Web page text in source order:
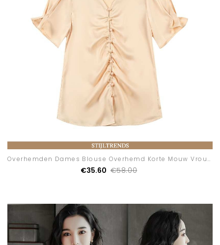
Overhemden Dames Blouse Overhemd Korte Mouw Vrouwen
€35.60 €58.00